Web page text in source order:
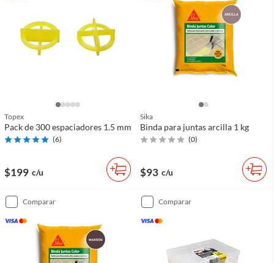
Topex
Pack de 300 espaciadores 1.5 mm
(6)
$199 c/u
Sika
Binda para juntas arcilla 1 kg
(0)
$93 c/u
comparar comparar